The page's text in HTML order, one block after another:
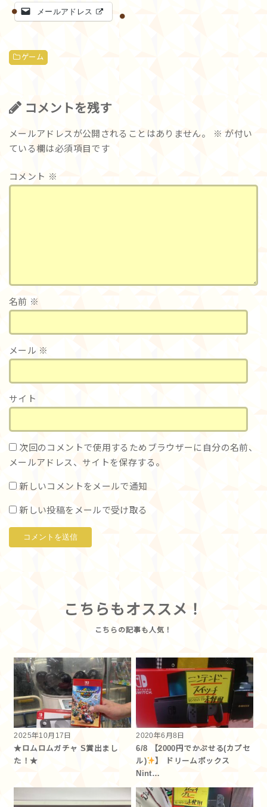
メールアドレス
ゲーム
コメントを残す
メールアドレスが公開されることはありません。 ※ が付い
ている欄は必須項目です
コメント ※
名前 ※
メール ※
サイト
次回のコメントで使用するためブラウザーに自分の名前、
メールアドレス、サイトを保存する。
新しいコメントをメールで通知
新しい投稿をメールで受け取る
こちらもオススメ！
2025年10月17日
★ロムロムガチャ S賞出まし
た！★
2020年6月8日
6/8 【2000円でかぷせる(カプセ
ル)
】 ドリームボックス
Nint…